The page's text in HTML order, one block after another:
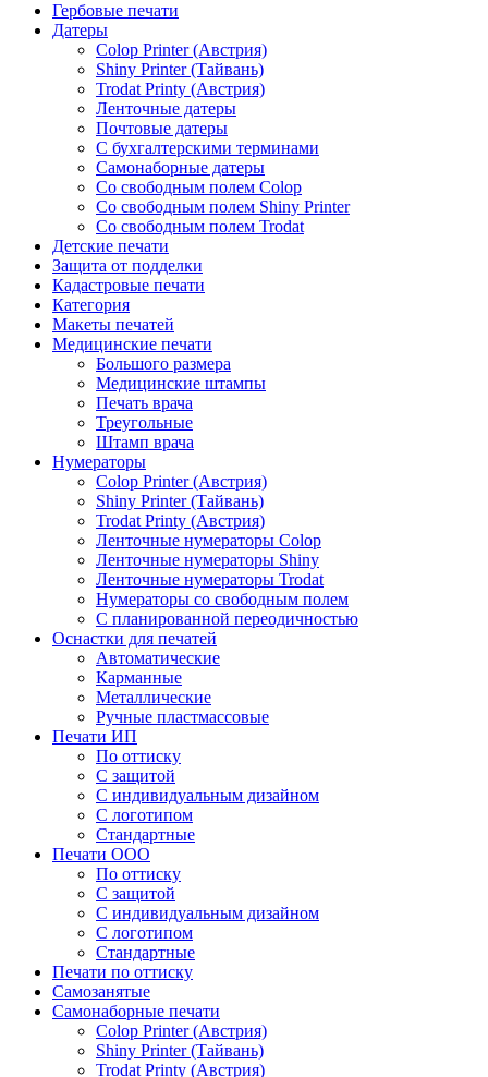
Гербовые печати
Датеры
Colop Printer (Австрия)
Shiny Printer (Тайвань)
Trodat Printy (Австрия)
Ленточные датеры
Почтовые датеры
С бухгалтерскими терминами
Самонаборные датеры
Со свободным полем Colop
Со свободным полем Shiny Printer
Со свободным полем Trodat
Детские печати
Защита от подделки
Кадастровые печати
Категория
Макеты печатей
Медицинские печати
Большого размера
Медицинские штампы
Печать врача
Треугольные
Штамп врача
Нумераторы
Colop Printer (Австрия)
Shiny Printer (Тайвань)
Trodat Printy (Австрия)
Ленточные нумераторы Colop
Ленточные нумераторы Shiny
Ленточные нумераторы Trodat
Нумераторы со свободным полем
С планированной переодичностью
Оснастки для печатей
Автоматические
Карманные
Металлические
Ручные пластмассовые
Печати ИП
По оттиску
С защитой
С индивидуальным дизайном
С логотипом
Стандартные
Печати ООО
По оттиску
С защитой
С индивидуальным дизайном
С логотипом
Стандартные
Печати по оттиску
Самозанятые
Самонаборные печати
Colop Printer (Австрия)
Shiny Printer (Тайвань)
Trodat Printy (Австрия)